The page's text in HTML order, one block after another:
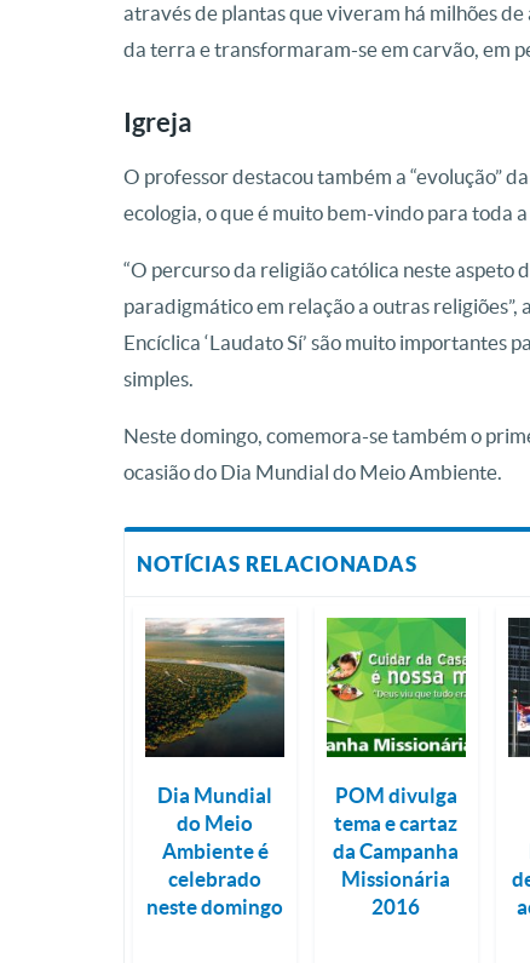
através de plantas que viveram há milhões
da terra e transformaram-se em carvão, em
Igreja
O professor destacou também a “evolução”
ecologia, o que é muito bem-vindo para toda
“O percurso da religião católica neste aspeto
paradigmático em relação a outras religiões”,
Encíclica ‘Laudato Sí’ são muito importantes
simples.
Neste domingo, comemora-se também o
ocasião do Dia Mundial do Meio Ambiente.
NOTÍCIAS RELACIONADAS
Dia Mundial
do Meio
Ambiente é
celebrado
neste domingo
POM divulga
tema e cartaz
da Campanha
Missionária
2016